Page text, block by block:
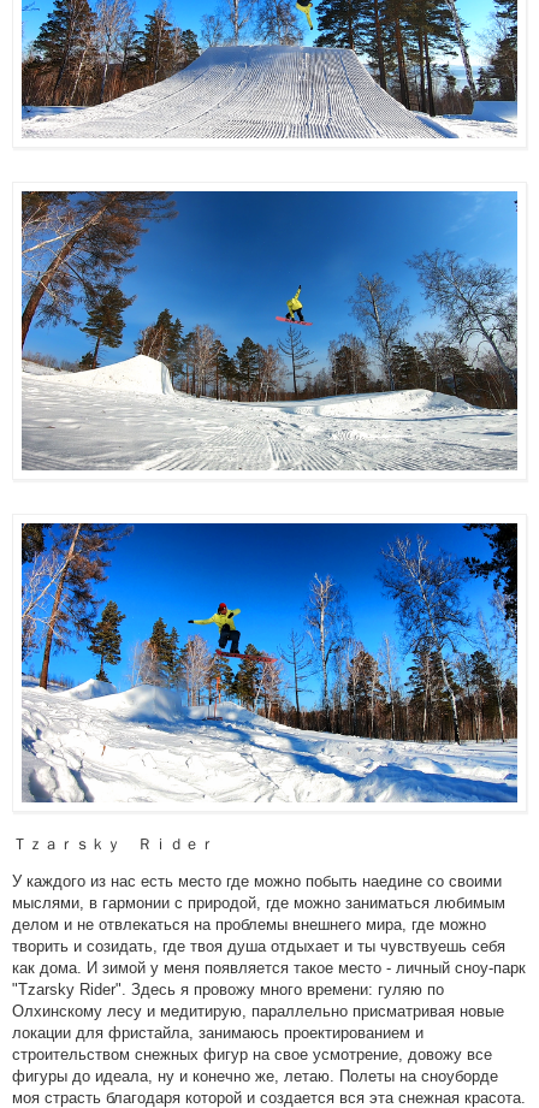
Ｔｚａｒｓｋｙ Ｒｉｄｅｒ
У каждого из нас есть место где можно побыть наедине со своими
мыслями, в гармонии с природой, где можно заниматься любимым
делом и не отвлекаться на проблемы внешнего мира, где можно
творить и созидать, где твоя душа отдыхает и ты чувствуешь себя
как дома. И зимой у меня появляется такое место - личный сноу-парк
"Tzarsky Rider". Здесь я провожу много времени: гуляю по
Олхинскому лесу и медитирую, параллельно присматривая новые
локации для фристайла, занимаюсь проектированием и
строительством снежных фигур на свое усмотрение, довожу все
фигуры до идеала, ну и конечно же, летаю. Полеты на сноуборде
моя страсть благодаря которой и создается вся эта снежная красота.